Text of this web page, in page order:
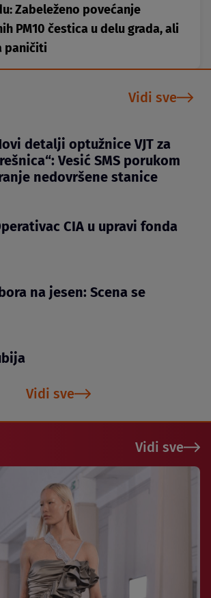
Zabeleženo povećanje
PM10 čestica u delu grada, ali
paničiti
Vidi sve
detalji optužnice VJT za
Vesić SMS porukom
nedovršene stanice
CIA u upravi fonda
na jesen: Scena se
Vidi sve
Vidi sve